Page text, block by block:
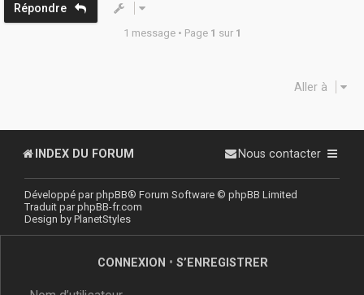
Répondre
1 message • Page 1 sur 1
Aller à
INDEX DU FORUM Nous contacter
Développé parphpBB® Forum Software © phpBB Limited
Traduit parphpBB-fr.com
Design by PlanetStyles
CONNEXION • S’ENREGISTRER